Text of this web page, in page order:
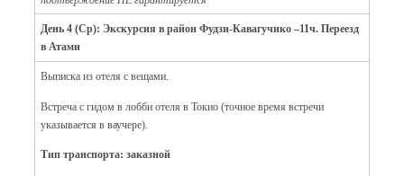
День 4 (Ср): Экскурсия в район Фудзи-Кавагучико –11ч. Переезд
в Атами
Выписка из отеля с вещами.
Встреча с гидом в лобби отеля в Токио (точное время встречи
указывается в ваучере).
Тип транспорта: заказной